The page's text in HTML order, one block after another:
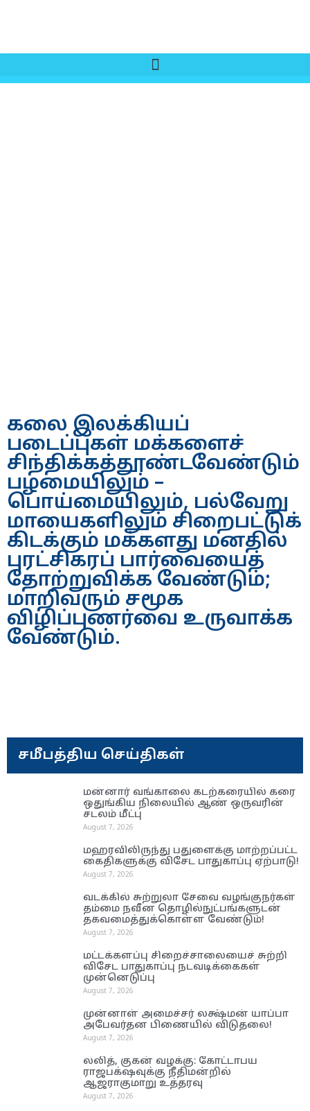
கலை இலக்கியப்
படைப்புகள் மக்களைச்
சிந்திக்கத்தூண்டவேண்டும்
பழமையிலும் –
பொய்மையிலும், பல்வேறு
மாயைகளிலும் சிறைபட்டுக்
கிடக்கும் மக்களது மனதில்
புரட்சிகரப் பார்வையைத்
தோற்றுவிக்க வேண்டும்;
மாறிவரும் சமூக
விழிப்புணர்வை உருவாக்க
வேண்டும்.
சமீபத்திய செய்திகள்
மன்னார் வங்காலை கடற்கரையில் கரை
ஒதுங்கிய நிலையில் ஆண் ஒருவரின்
சடலம் மீட்பு
August 7, 2026
மஹரவிலிருந்து பதுளைக்கு மாற்றப்பட்ட
கைதிகளுக்கு விசேட பாதுகாப்பு ஏற்பாடு!
August 7, 2026
வடக்கில் சுற்றுலா சேவை வழங்குநர்கள்
தம்மை நவீன தொழில்நுட்பங்களுடன்
தகவமைத்துக்கொள்ள வேண்டும்!
August 7, 2026
மட்டக்களப்பு சிறைச்சாலையைச் சுற்றி
விசேட பாதுகாப்பு நடவடிக்கைகள்
முன்னெடுப்பு
August 7, 2026
முன்னாள் அமைச்சர் லக்ஷ்மன் யாப்பா
அபேவர்தன பிணையில் விடுதலை!
August 7, 2026
லலித், குகன் வழக்கு: கோட்டாபய
ராஜபக்‌ஷவுக்கு நீதிமன்றில்
ஆஜராகுமாறு உத்தரவு
August 7, 2026